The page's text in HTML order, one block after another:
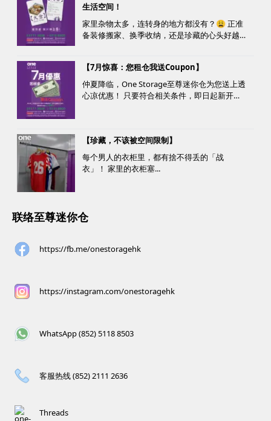
生活空间！
家里杂物太多，连转身的地方都没有？😩 正准
备装修搬家、换季收纳，还是珍藏的心头好越
【7月惊喜：您租仓我送Coupon】
仲夏降临，One Storage至尊迷你仓为您送上透
心凉优惠！ 只要符合相关条件，即日起新开仓
物乐。 优惠详情...
【珍藏，不该被空间限制】
每个男人的衣柜里，都有捨不得丢的「战
衣」！ 家里的衣柜塞...
联络至尊迷你仓
https://fb.me/onestoragehk
https://instagram.com/onestoragehk
WhatsApp (852) 5118 8503
客服热线 (852) 2111 2636
Threads